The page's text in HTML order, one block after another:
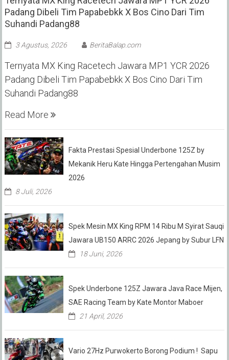
Padang Dibeli Tim Papabebkk X Bos Cino Dari Tim
Suhandi Padang88
3 Agustus, 2026 BeritaBalap.com
Ternyata MX King Racetech Jawara MP1 YCR 2026
Padang Dibeli Tim Papabebkk X Bos Cino Dari Tim
Suhandi Padang88
Read More
Fakta Prestasi Spesial Underbone 125Z by
Mekanik Heru Kate Hingga Pertengahan Musim
2026
8 Juli, 2026
Spek Mesin MX King RPM 14 Ribu M Syirat Sauqi
Jawara UB150 ARRC 2026 Jepang by Subur LFN
18 Juni, 2026
Spek Underbone 125Z Jawara Java Race Mijen,
SAE Racing Team by Kate Montor Maboer
21 April, 2026
Vario 27Hz Purwokerto Borong Podium ! Sapu